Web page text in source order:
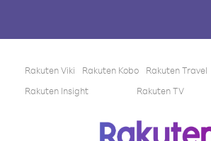
Rakuten Viki Rakuten Kobo Rakuten Travel
Rakuten Insight
Rakuten TV